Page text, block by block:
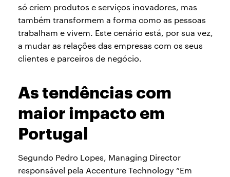
só criem produtos e serviços inovadores, mas
também transformem a forma como as pessoas
trabalham e vivem. Este cenário está, por sua vez,
a mudar as relações das empresas com os seus
clientes e parceiros de negócio.
As tendências com
maior impacto em
Portugal
Segundo Pedro Lopes, Managing Director
responsável pela Accenture Technology “Em